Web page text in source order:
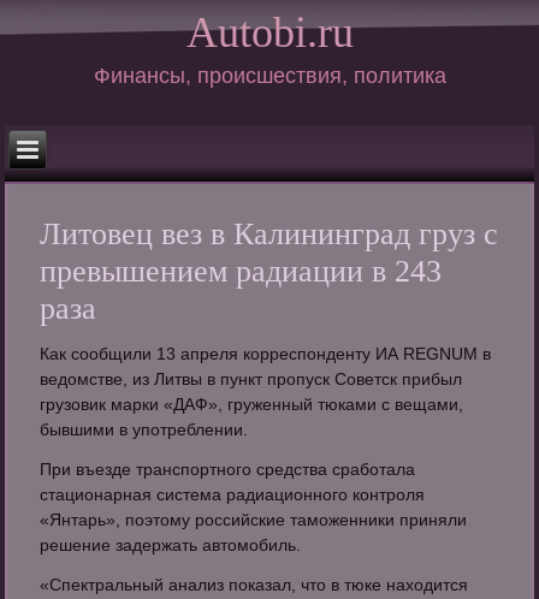
Autobi.ru
Финансы, происшествия, политика
Литовец вез в Калининград груз с
превышением радиации в 243
раза
Как сообщили 13 апреля корреспонденту ИА REGNUM в
ведомстве, из Литвы в пункт пропуск Советск прибыл
грузовик марки «ДАФ», груженный тюками с вещами,
бывшими в употреблении.
При въезде транспортного средства сработала
стационарная система радиационного контроля
«Янтарь», поэтому российские таможенники приняли
решение задержать автомобиль.
«Спектральный анализ показал, что в тюке находится